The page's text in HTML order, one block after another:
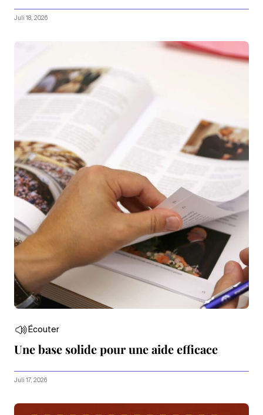
Juli 18, 2026
Écouter
Une base solide pour une aide efficace
Juli 17, 2026